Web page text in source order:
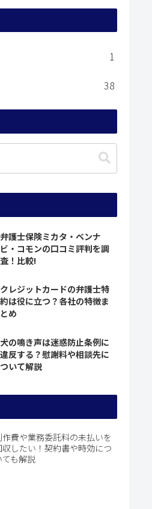
1
38
弁護士保険ミカタ・ベンナ
ビ・コモンの口コミ評判を調
査！比較!
クレジットカードの弁護士特
約は役に立つ？各社の特徴ま
とめ
犬の鳴き声は迷惑防止条例に
違反する？慰謝料や相談先に
ついて解説
作費や業務委託料の未払いを
収したい！契約書や時効につ
ても解説